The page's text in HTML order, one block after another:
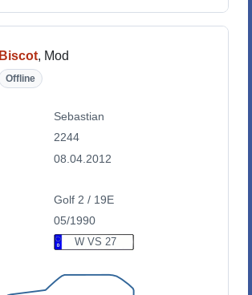
Biscot, Mod
Offline
Sebastian
2244
08.04.2012
Golf 2 / 19E
05/1990
W VS 27